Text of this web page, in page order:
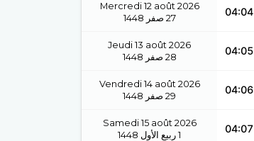
Mercredi 12 août 2026
1448 صفر 27
04:04
Jeudi 13 août 2026
1448 صفر 28
04:05
Vendredi 14 août 2026
1448 صفر 29
04:06
Samedi 15 août 2026
1448 ربيع الأول 1
04:07